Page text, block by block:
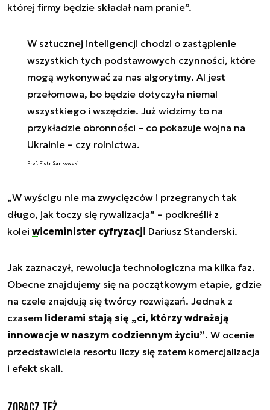
której firmy będzie składał nam pranie”.
W sztucznej inteligencji chodzi o zastąpienie
wszystkich tych podstawowych czynności, które
mogą wykonywać za nas algorytmy. AI jest
przełomowa, bo będzie dotyczyła niemal
wszystkiego i wszędzie. Już widzimy to na
przykładzie obronności – co pokazuje wojna na
Ukrainie – czy rolnictwa.
Prof. Piotr Sankowski
„W wyścigu nie ma zwycięzców i przegranych tak
długo, jak toczy się rywalizacja” – podkreślił z
kolei wiceminister cyfryzacji Dariusz Standerski.
Jak zaznaczył, rewolucja technologiczna ma kilka faz.
Obecne znajdujemy się na początkowym etapie, gdzie
na czele znajdują się twórcy rozwiązań. Jednak z
czasem liderami stają się „ci, którzy wdrażają
innowacje w naszym codziennym życiu”. W ocenie
przedstawiciela resortu liczy się zatem komercjalizacja
i efekt skali.